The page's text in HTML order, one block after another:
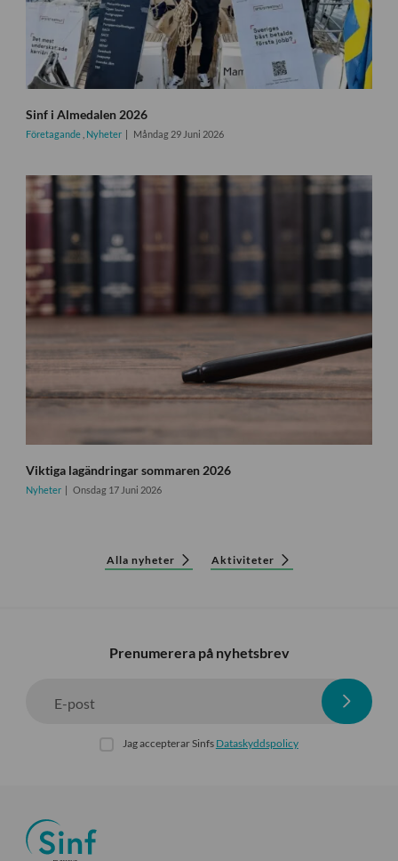
Sinf i Almedalen 2026
Företagande Nyheter Måndag 29 Juni 2026
Viktiga lagändringar sommaren 2026
Nyheter Onsdag 17 Juni 2026
Alla nyheter Aktiviteter
Prenumerera på nyhetsbrev
E-post
Jag accepterar Sinfs Dataskyddspolicy